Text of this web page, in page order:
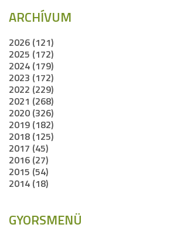
ARCHÍVUM
2026 (121)
2025 (172)
2024 (179)
2023 (172)
2022 (229)
2021 (268)
2020 (326)
2019 (182)
2018 (125)
2017 (45)
2016 (27)
2015 (54)
2014 (18)
GYORSMENÜ